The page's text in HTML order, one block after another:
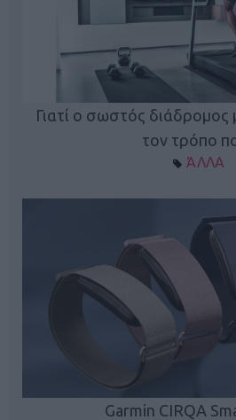
Γιατί ο σωστός διάδρομος
τον τρόπο
ΆΛΛΑ
Garmin CIRQA